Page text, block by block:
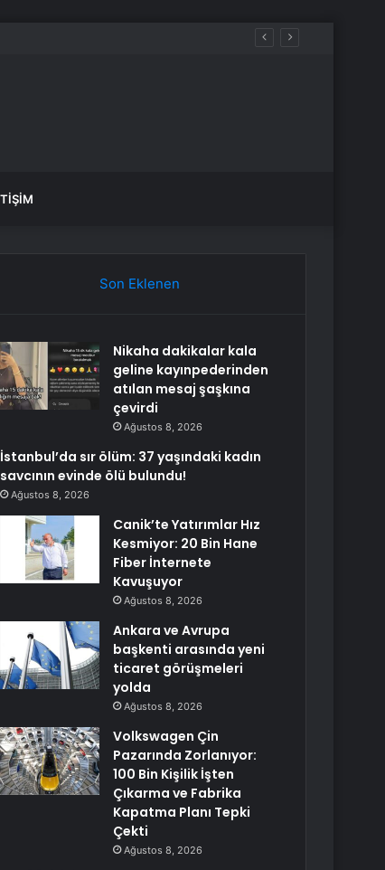
Son Eklenen
Nikaha dakikalar kala
geline kayınpederinden
atılan mesaj şaşkına
çevirdi
Ağustos 8, 2026
İstanbul’da sır ölüm: 37 yaşındaki kadın
savcının evinde ölü bulundu!
Ağustos 8, 2026
Canik’te Yatırımlar Hız
Kesmiyor: 20 Bin Hane
Fiber İnternete
Kavuşuyor
Ağustos 8, 2026
Ankara ve Avrupa
başkenti arasında yeni
ticaret görüşmeleri
yolda
Ağustos 8, 2026
Volkswagen Çin
Pazarında Zorlanıyor:
100 Bin Kişilik İşten
Çıkarma ve Fabrika
Kapatma Planı Tepki
Çekti
Ağustos 8, 2026